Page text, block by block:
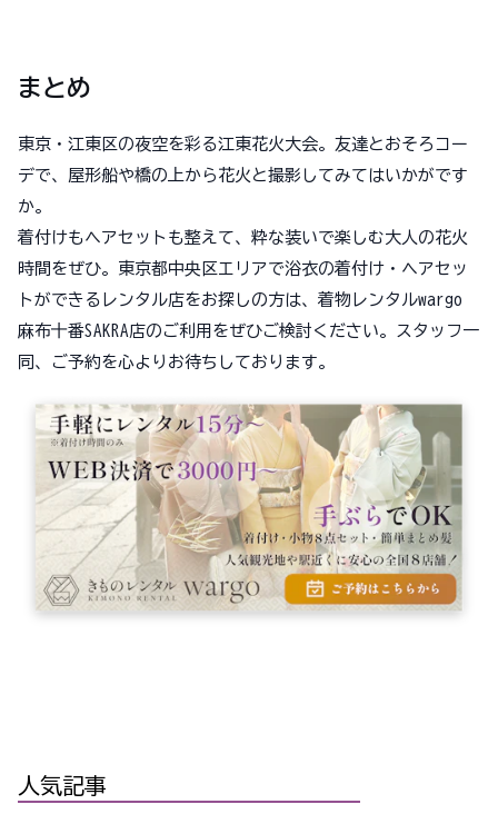
まとめ
東京・江東区の夜空を彩る江東花火大会。友達とおそろコー
デで、屋形船や橋の上から花火と撮影してみてはいかがです
か。
着付けもヘアセットも整えて、粋な装いで楽しむ大人の花火
時間をぜひ。東京都中央区エリアで浴衣の着付け・ヘアセッ
トができるレンタル店をお探しの方は、着物レンタルwargo
麻布十番SAKRA店のご利用をぜひご検討ください。スタッフ一
同、ご予約を心よりお待ちしております。
人気記事